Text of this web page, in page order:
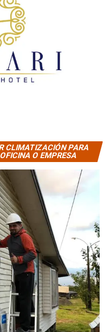
CLIMATIZACIÓN PARA
O EMPRESA